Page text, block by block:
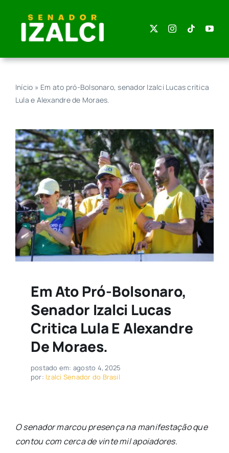
content
Início » Em ato pró-Bolsonaro, senador Izalci Lucas critica
Lula e Alexandre de Moraes.
Em Ato Pró-Bolsonaro,
Senador Izalci Lucas
Critica Lula E Alexandre
De Moraes.
postado em: agosto 4, 2025
por: Izalci Senador do Brasil
O senador marcou presença na manifestação que
contou com cerca de vinte mil apoiadores.